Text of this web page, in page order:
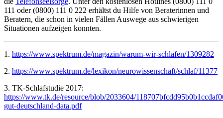
111 oder (0800) 111 0 222 erhältst du Hilfe von Beraterinnen und
Beratern, die schon in vielen Fällen Auswege aus schwierigen
Situationen aufzeigen konnten.
1. https://www.spektrum.de/magazin/warum-wir-schlafen/1309282
2. https://www.spektrum.de/lexikon/neurowissenschaft/schlaf/11377
3. TK-Schlafstudie 2017:
https://www.tk.de/resource/blob/2033604/
gut-deutschland-data.pdf